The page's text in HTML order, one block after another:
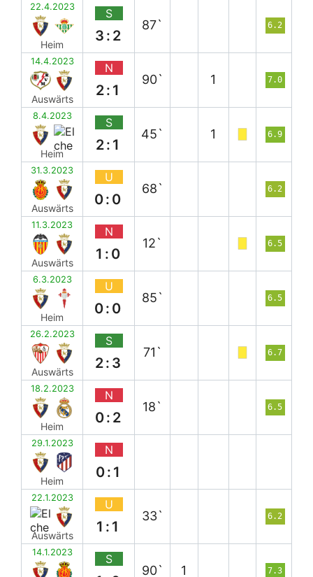
22.4.2023
Heim
S
3:2
87` 6.2
14.4.2023
Auswärts
N
2:1
90` 1 7.0
8.4.2023
Heim
S
2:1
45` 1 6.9
31.3.2023
Auswärts
U
0:0
68` 6.2
11.3.2023
Auswärts
N
1:0
12` 6.5
6.3.2023
Heim
U
0:0
85` 6.5
26.2.2023
Auswärts
S
2:3
71` 6.7
18.2.2023
Heim
N
0:2
18` 6.5
29.1.2023
Heim
N
0:1
22.1.2023
Auswärts
U
1:1
33` 6.2
14.1.2023 S
90` 1 7.3